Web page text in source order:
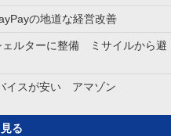
の地道な経営改善
ェルターに整備 ミサイルから避
イスが安い アマゾン
る